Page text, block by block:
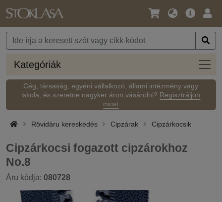
Nyelv
Pénznem
Fő
Kategóriák
Cég, társaság, egyéni vállalkozó, állami intézmény vagy
iskola, és szeretne nagyker áron vásárolni? Regisztráljon
most
Rövidáru kereskedés Cipzárak Cipzárkocsik
Cipzárkocsi fogazott cipzárokhoz
No.8
Áru kódja: 080728